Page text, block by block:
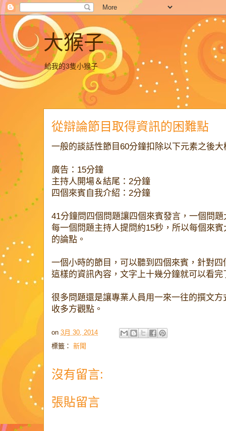
大猴子
給我的3隻小猴子
從辯論節目取得資訊的困難點
一般的談話性節目60分鐘扣除以下元素之後大
廣告：15分鐘
主持人開場＆結尾：2分鐘
四個來賓自我介紹：2分鐘
41分鐘問四個問題讓四個來賓發言，一個問題
每一個問題主持人提問約15秒，所以每個來
的論點。
一個小時的節目，可以聽到四個來賓，針對
這樣的資訊內容，文字上十幾分鐘就可以看完
很多問題還是讓專業人員用一來一往的撰文
收多方觀點。
on 3月 30, 2014
標籤： 新聞
沒有留言:
張貼留言